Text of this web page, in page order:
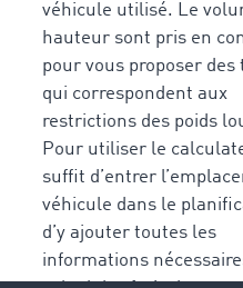
véhicule utilisé. Le
hauteur sont pris en
pour vous proposer des
qui correspondent aux
restrictions des poids
Pour utiliser le
suffit d’entrer
véhicule dans le
d’y ajouter toutes les
informations